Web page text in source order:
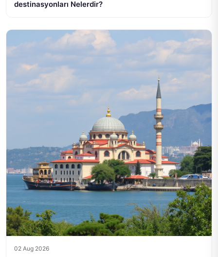
destinasyonları Nelerdir?
02 Aug 2026